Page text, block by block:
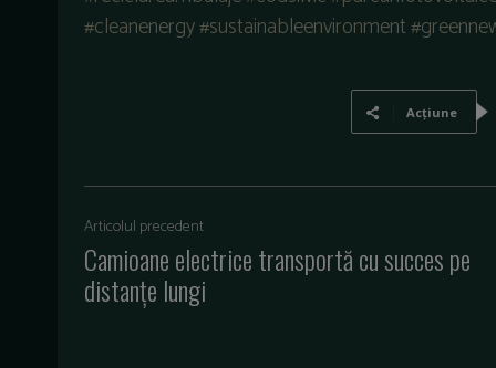
#cleanenergy #sustainableenvironment
Acțiune
Articolul precedent
Camioane electrice transportă cu succes pe
distanțe lungi